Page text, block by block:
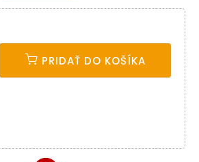
PRIDAŤ DO KOŠÍKA